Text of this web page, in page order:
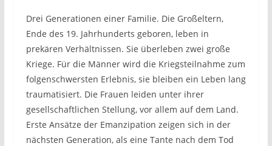
Drei Generationen einer Familie. Die Großeltern,
Ende des 19. Jahrhunderts geboren, leben in
prekären Verhältnissen. Sie überleben zwei große
Kriege. Für die Männer wird die Kriegsteilnahme zum
folgenschwersten Erlebnis, sie bleiben ein Leben lang
traumatisiert. Die Frauen leiden unter ihrer
gesellschaftlichen Stellung, vor allem auf dem Land.
Erste Ansätze der Emanzipation zeigen sich in der
nächsten Generation, als eine Tante nach dem Tod